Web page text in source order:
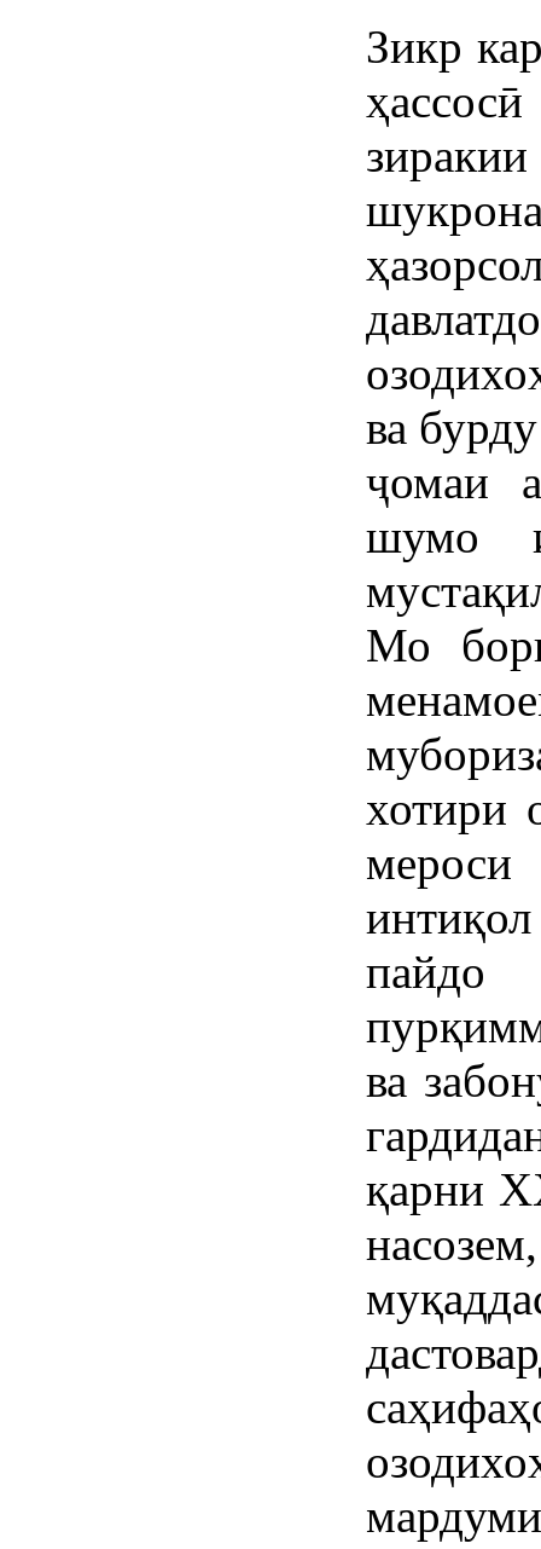
Зикр
ва
ҷомаи
шумо
Мо
хотири
мероси
пайдо
ва
қарни